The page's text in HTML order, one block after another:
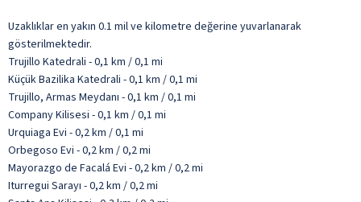
Uzaklıklar en yakın 0.1 mil ve kilometre değerine yuvarlanarak
gösterilmektedir.
Trujillo Katedrali - 0,1 km / 0,1 mi
Küçük Bazilika Katedrali - 0,1 km / 0,1 mi
Trujillo, Armas Meydanı - 0,1 km / 0,1 mi
Company Kilisesi - 0,1 km / 0,1 mi
Urquiaga Evi - 0,2 km / 0,1 mi
Orbegoso Evi - 0,2 km / 0,2 mi
Mayorazgo de Facalá Evi - 0,2 km / 0,2 mi
Iturregui Sarayı - 0,2 km / 0,2 mi